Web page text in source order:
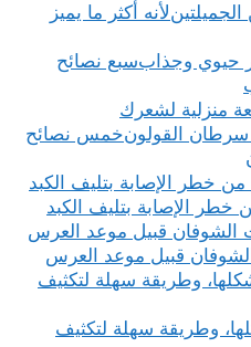
لأنه أكثر ما يميز
سبع نصائح
منزلية لشعرك
خمس نصائح
الإصابة بتليف الكبد
قبيل موعد العرس
وطريقة سهلة لتكثيف